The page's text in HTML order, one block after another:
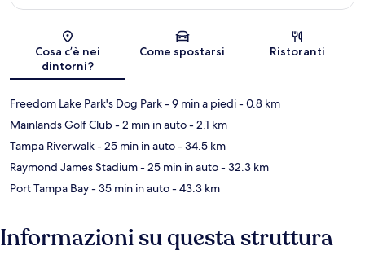
Mappa
Cosa c’è nei
dintorni?
Come spostarsi Ristoranti
Freedom Lake Park's Dog Park- 9 min a piedi- 0.8 km
Mainlands Golf Club- 2 min in auto- 2.1 km
Tampa Riverwalk- 25 min in auto- 34.5 km
Raymond James Stadium- 25 min in auto- 32.3 km
Port Tampa Bay- 35 min in auto- 43.3 km
Informazioni su questa struttura